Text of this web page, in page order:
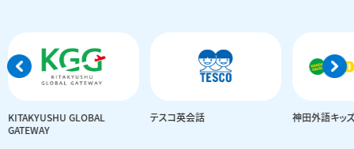
GLOBAL
テスコ英会話 神田外語キッズクラブ